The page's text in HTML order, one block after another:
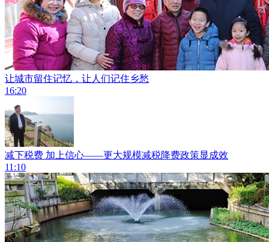
让城市留住记忆，让人们记住乡愁
16:20
减下税费 加上信心——更大规模减税降费政策显成效
11:10